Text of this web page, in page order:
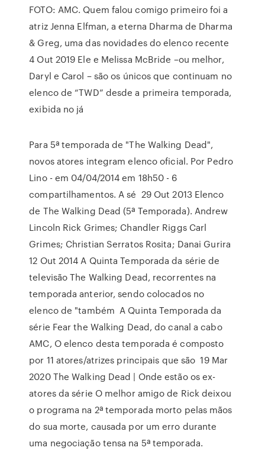
FOTO: AMC. Quem falou comigo primeiro foi a
atriz Jenna Elfman, a eterna Dharma de Dharma
& Greg, uma das novidades do elenco recente
4 Out 2019 Ele e Melissa McBride –ou melhor,
Daryl e Carol – são os únicos que continuam no
elenco de “TWD” desde a primeira temporada,
exibida no já
Para 5ª temporada de "The Walking Dead",
novos atores integram elenco oficial. Por Pedro
Lino - em 04/04/2014 em 18h50 - 6
compartilhamentos. A sé 29 Out 2013 Elenco
de The Walking Dead (5ª Temporada). Andrew
Lincoln Rick Grimes; Chandler Riggs Carl
Grimes; Christian Serratos Rosita; Danai Gurira
12 Out 2014 A Quinta Temporada da série de
televisão The Walking Dead, recorrentes na
temporada anterior, sendo colocados no
elenco de "também A Quinta Temporada da
série Fear the Walking Dead, do canal a cabo
AMC, O elenco desta temporada é composto
por 11 atores/atrizes principais que são 19 Mar
2020 The Walking Dead | Onde estão os ex-
atores da série O melhor amigo de Rick deixou
o programa na 2ª temporada morto pelas mãos
do sua morte, causada por um erro durante
uma negociação tensa na 5ª temporada.